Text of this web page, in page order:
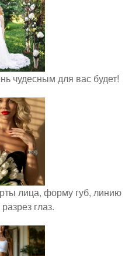
чудесным для вас будет!
лица, форму губ, линию
глаз.